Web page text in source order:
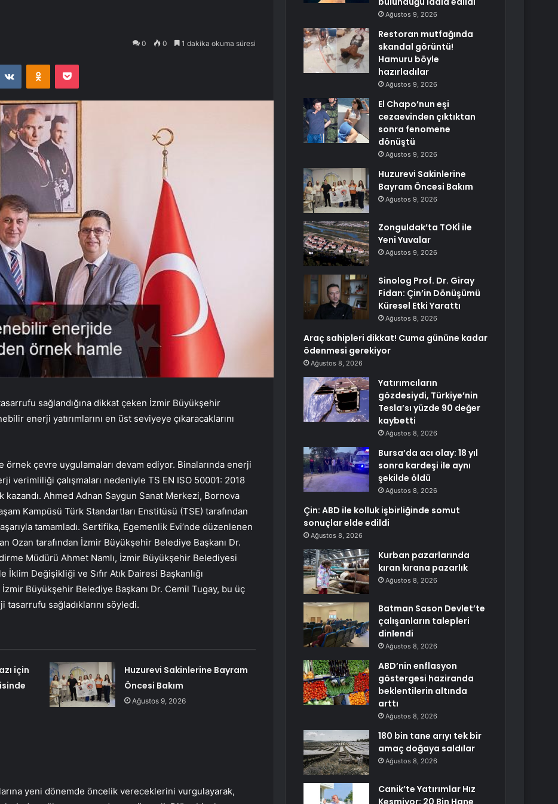
0 0 1 dakika okuma süresi
VKontakteOdnoklassniki
Pocket
sağlandığına dikkat çeken İzmir Büyükşehir
enerji yatırımlarını en üst seviyeye çıkaracaklarını
örnek çevre uygulamaları devam ediyor. Binalarında enerji
verimliliği çalışmaları nedeniyle TS EN ISO 50001: 2018
Ahmed Adnan Saygun Sanat Merkezi, Bornova
Kampüsü Türk Standartları Enstitüsü (TSE) tarafından
tamamladı. Sertifika, Egemenlik Evi’nde düzenlenen
Ozan tarafından İzmir Büyükşehir Belediye Başkanı Dr.
Müdürü Ahmet Namlı, İzmir Büyükşehir Belediyesi
İklim Değişikliği ve Sıfır Atık Dairesi Başkanlığı
Büyükşehir Belediye Başkanı Dr. Cemil Tugay, bu üç
sağladıklarını söyledi.
için
Huzurevi Sakinlerine Bayram
Öncesi Bakım
Ağustos 9, 2026
yeni dönemde öncelik vereceklerini vurgulayarak,
Ağustos 9, 2026
Restoran mutfağında
skandal görüntü!
Hamuru böyle
hazırladılar
Ağustos 9, 2026
El Chapo’nun eşi
cezaevinden çıktıktan
sonra fenomene
dönüştü
Ağustos 9, 2026
Huzurevi Sakinlerine
Bayram Öncesi Bakım
Ağustos 9, 2026
Zonguldak’ta TOKİ ile
Yeni Yuvalar
Ağustos 9, 2026
Sinolog Prof. Dr. Giray
Fidan: Çin’in Dönüşümü
Küresel Etki Yarattı
Ağustos 8, 2026
Araç sahipleri dikkat! Cuma gününe kadar
ödenmesi gerekiyor
Ağustos 8, 2026
Yatırımcıların
gözdesiydi, Türkiye’nin
Tesla’sı yüzde 90 değer
kaybetti
Ağustos 8, 2026
Bursa’da acı olay: 18 yıl
sonra kardeşi ile aynı
şekilde öldü
Ağustos 8, 2026
Çin: ABD ile kolluk işbirliğinde somut
sonuçlar elde edildi
Ağustos 8, 2026
Kurban pazarlarında
kıran kırana pazarlık
Ağustos 8, 2026
Batman Sason Devlet’te
çalışanların talepleri
dinlendi
Ağustos 8, 2026
ABD’nin enflasyon
göstergesi haziranda
beklentilerin altında
arttı
Ağustos 8, 2026
180 bin tane arıyı tek bir
amaç doğaya saldılar
Ağustos 8, 2026
Canik’te Yatırımlar Hız
Kesmiyor: 20 Bin Hane